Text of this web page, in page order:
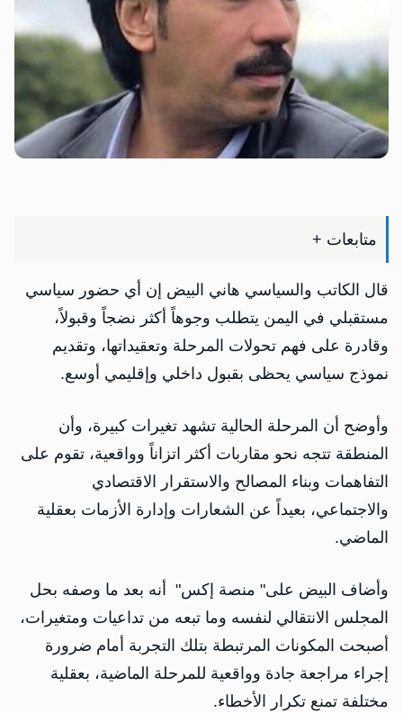
متابعات +
قال الكاتب والسياسي هاني البيض إن أي حضور سياسي
مستقبلي في اليمن يتطلب وجوهاً أكثر نضجاً وقبولاً،
وقادرة على فهم تحولات المرحلة وتعقيداتها، وتقديم
نموذج سياسي يحظى بقبول داخلي وإقليمي أوسع.
وأوضح أن المرحلة الحالية تشهد تغيرات كبيرة، وأن
المنطقة تتجه نحو مقاربات أكثر اتزاناً وواقعية، تقوم على
التفاهمات وبناء المصالح والاستقرار الاقتصادي
والاجتماعي، بعيداً عن الشعارات وإدارة الأزمات بعقلية
الماضي.
وأضاف البيض على" منصة إكس" أنه بعد ما وصفه بحل
المجلس الانتقالي لنفسه وما تبعه من تداعيات ومتغيرات،
أصبحت المكونات المرتبطة بتلك التجربة أمام ضرورة
إجراء مراجعة جادة وواقعية للمرحلة الماضية، بعقلية
مختلفة تمنع تكرار الأخطاء.